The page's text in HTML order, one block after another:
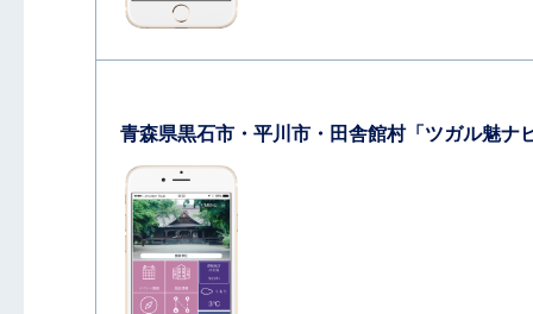
青森県黒石市・平川市・田舎館村「ツガル魅ナ